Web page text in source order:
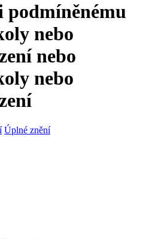
nebo
nebo
nebo
Úplné znění